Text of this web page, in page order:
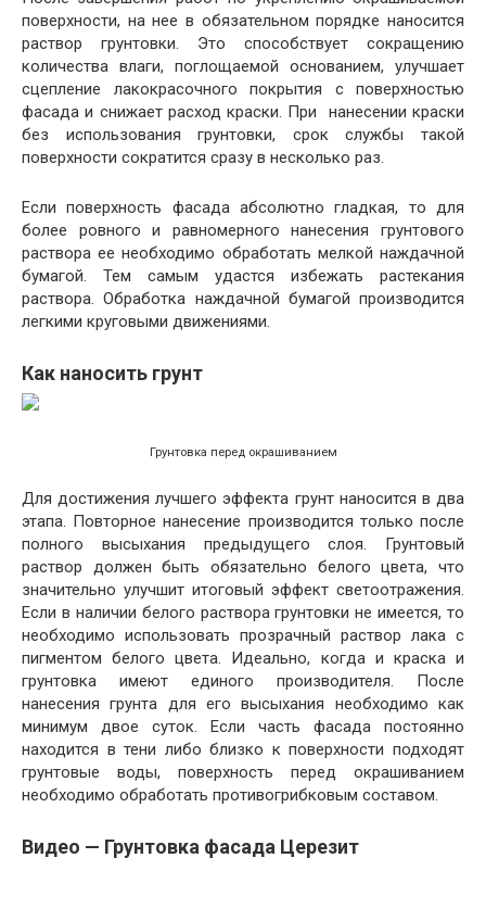
поверхности, на нее в обязательном порядке наносится
раствор грунтовки. Это способствует сокращению
количества влаги, поглощаемой основанием, улучшает
сцепление лакокрасочного покрытия с поверхностью
фасада и снижает расход краски. При нанесении краски
без использования грунтовки, срок службы такой
поверхности сократится сразу в несколько раз.
Если поверхность фасада абсолютно гладкая, то для
более ровного и равномерного нанесения грунтового
раствора ее необходимо обработать мелкой наждачной
бумагой. Тем самым удастся избежать растекания
раствора. Обработка наждачной бумагой производится
легкими круговыми движениями.
Как наносить грунт
Грунтовка перед окрашиванием
Для достижения лучшего эффекта грунт наносится в два
этапа. Повторное нанесение производится только после
полного высыхания предыдущего слоя. Грунтовый
раствор должен быть обязательно белого цвета, что
значительно улучшит итоговый эффект светоотражения.
Если в наличии белого раствора грунтовки не имеется, то
необходимо использовать прозрачный раствор лака с
пигментом белого цвета. Идеально, когда и краска и
грунтовка имеют единого производителя. После
нанесения грунта для его высыхания необходимо как
минимум двое суток. Если часть фасада постоянно
находится в тени либо близко к поверхности подходят
грунтовые воды, поверхность перед окрашиванием
необходимо обработать противогрибковым составом.
Видео — Грунтовка фасада Церезит